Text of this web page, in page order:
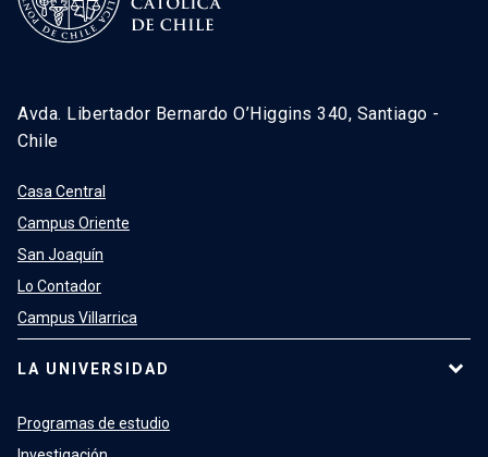
Avda. Libertador Bernardo O’Higgins 340, Santiago -
Chile
Casa Central
Campus Oriente
San Joaquín
Lo Contador
Campus Villarrica
LA UNIVERSIDAD
Programas de estudio